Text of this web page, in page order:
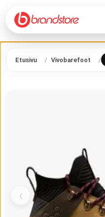
Etusivu Vivobarefoot
‹